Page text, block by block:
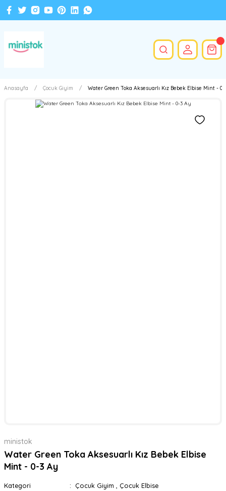
Anasayfa Çocuk Giyim Water Green Toka Aksesuarlı Kız Bebek Elbise Mint - 0-
ministok
Water Green Toka Aksesuarlı Kız Bebek Elbise
Mint - 0-3 Ay
Kategori Çocuk Giyim
Çocuk Elbise